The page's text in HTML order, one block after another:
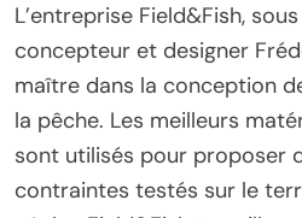
L’entreprise Field&Fish,
concepteur et designer
maître dans la conception
la pêche. Les meilleurs
sont utilisés pour proposer
contraintes testés sur le